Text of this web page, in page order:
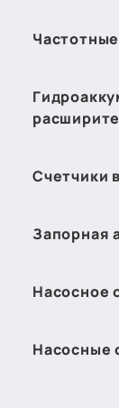
Счетчики
Запорная
Насосное
Насосные